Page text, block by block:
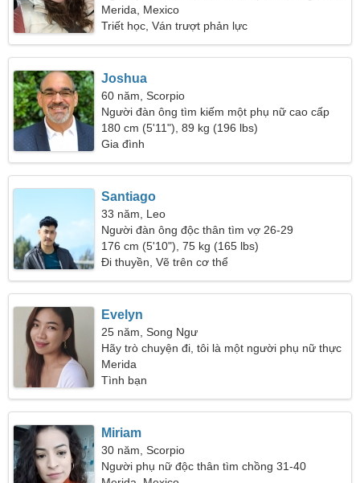
Merida, Mexico
Triết học, Ván trượt phản lực
Joshua
60 năm, Scorpio
Người đàn ông tìm kiếm một phụ nữ cao cấp
180 cm (5'11"), 89 kg (196 lbs)
Gia đình
Santiago
33 năm, Leo
Người đàn ông độc thân tìm vợ 26-29
176 cm (5'10"), 75 kg (165 lbs)
Đi thuyền, Vẽ trên cơ thể
Evelyn
25 năm, Song Ngư
Hãy trò chuyện đi, tôi là một người phụ nữ thực
sự
Merida
Tình bạn
Miriam
30 năm, Scorpio
Người phụ nữ độc thân tìm chồng 31-40